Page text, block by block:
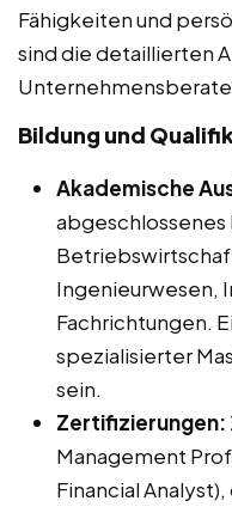
Fähigkeiten und
sind die detaillierten
Bildung und
Akademische
abgeschlossenes
Ingenieurwesen,
Fachrichtungen.
spezialisierter
sein.
Zertifizierungen:
Management
Financial